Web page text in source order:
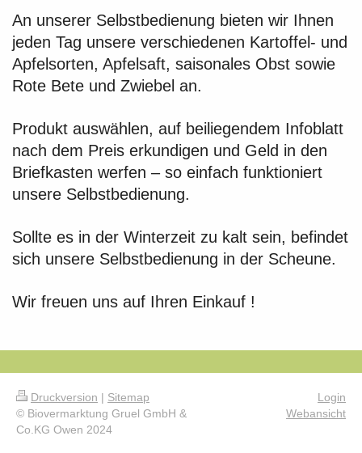
An unserer Selbstbedienung bieten wir Ihnen
jeden Tag unsere verschiedenen Kartoffel- und
Apfelsorten, Apfelsaft, saisonales Obst sowie
Rote Bete und Zwiebel an.
Produkt auswählen, auf beiliegendem Infoblatt
nach dem Preis erkundigen und Geld in den
Briefkasten werfen – so einfach funktioniert
unsere Selbstbedienung.
Sollte es in der Winterzeit zu kalt sein, befindet
sich unsere Selbstbedienung in der Scheune.
Wir freuen uns auf Ihren Einkauf !
Druckversion | Sitemap
© Biovermarktung Gruel GmbH &
Co.KG Owen 2024
Login
Webansicht